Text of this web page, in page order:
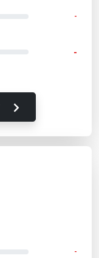
-
-
-